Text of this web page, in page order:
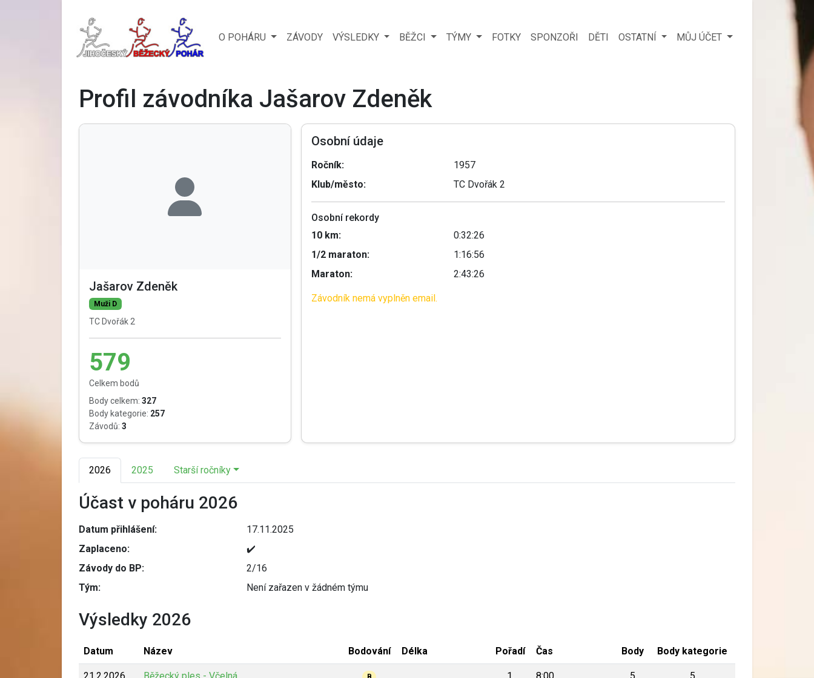
O POHÁRU ZÁVODY VÝSLEDKY BĚŽCI TÝMY FOTKY SPONZOŘI DĚTI OSTATNÍ MŮJ ÚČET
Profil závodníka Jašarov Zdeněk
Jašarov Zdeněk
Muži D
TC Dvořák 2
579
Celkem bodů
Body celkem: 327
Body kategorie: 257
Závodů: 3
Osobní údaje
Ročník:
1957
Klub/město:
TC Dvořák 2
Osobní rekordy
10 km:
0:32:26
1/2 maraton:
1:16:56
Maraton:
2:43:26
Závodník nemá vyplněn email.
2026 2025 Starší ročníky
Účast v poháru 2026
Datum přihlášení:
17.11.2025
Zaplaceno:
✔️
Závody do BP:
2/16
Tým:
Není zařazen v žádném týmu
Výsledky 2026
Datum Název Bodování Délka Pořadí Čas Body Body kategorie